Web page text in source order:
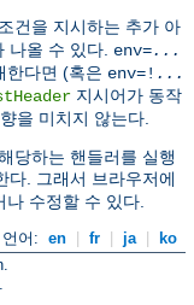
건을 지시하는 추가 아
나올 수 있다. env=...
한다면 (혹은 env=! ...
지시어가 동작
을 미치지 않는다.
당하는 핸들러를 실행
다. 그래서 브라우저에
수정할 수 있다.
어: en fr ja
ko
.